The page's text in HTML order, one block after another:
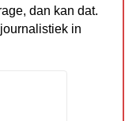
dan kan dat.
in